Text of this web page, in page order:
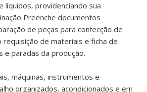
líquidos, providenciando sua
Preenche documentos
de peças para confecção de
requisição de materiais e ficha de
paradas da produção.
máquinas, instrumentos e
organizados, acondicionados e em